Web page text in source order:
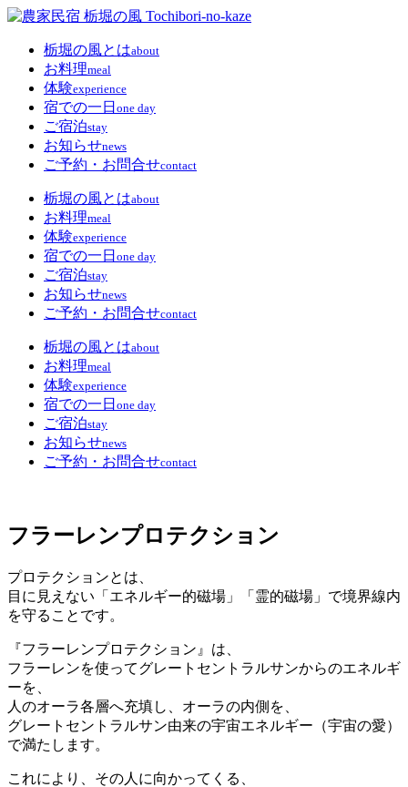
栃堀の風とはabout
お料理meal
体験experience
宿での一日 one day
ご宿泊stay
お知らせnews
ご予約・お問合せcontact
栃堀の風とはabout
お料理meal
体験experience
宿での一日 one day
ご宿泊stay
お知らせnews
ご予約・お問合せcontact
栃堀の風とはabout
お料理meal
体験experience
宿での一日 one day
ご宿泊stay
お知らせnews
ご予約・お問合せcontact
フラーレンプロテクション
プロテクションとは、
目に見えない「エネルギー的磁場」「霊的磁場」で境界線内
を守ることです。
『フラーレンプロテクション』は、
フラーレンを使ってグレートセントラルサンからのエネルギ
ーを、
人のオーラ各層へ充填し、オーラの内側を、
グレートセントラルサン由来の宇宙エネルギー（宇宙の愛）
で満たします。
これにより、その人に向かってくる、